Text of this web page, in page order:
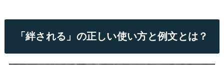
「絆される」の正しい使い方と例文とは？